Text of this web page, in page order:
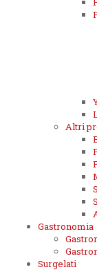
Altri
Gastronomia
Surgelati